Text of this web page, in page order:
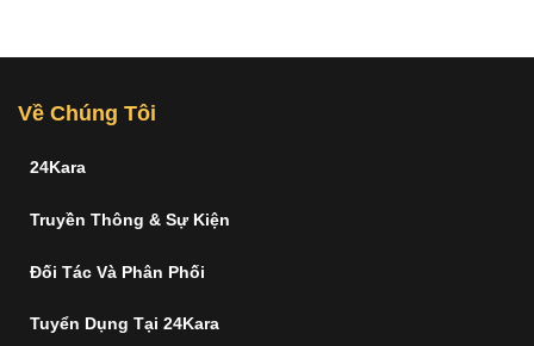
Về Chúng Tôi
24Kara
Truyền Thông & Sự Kiện
Đối Tác Và Phân Phối
Tuyển Dụng Tại 24Kara